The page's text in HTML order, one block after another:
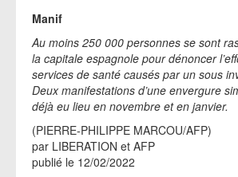
Manif
Au moins 250 000 personnes se sont
la capitale espagnole pour dénoncer
services de santé causés par un sous
Deux manifestations d’une envergure
déjà eu lieu en novembre et en janvier.
(PIERRE-PHILIPPE MARCOU/AFP)
par LIBERATION et AFP
publié le 12/02/2022